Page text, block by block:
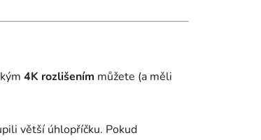
4K rozlišením můžete (a měli
větší úhlopříčku. Pokud